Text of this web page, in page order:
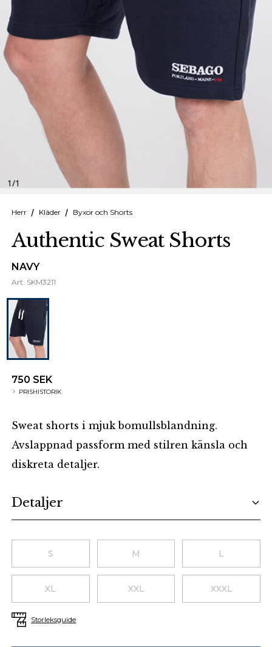
Danska
1/1
Herr Kläder Byxor och Shorts
Authentic Sweat Shorts
NAVY
Art. SKM3211
750 SEK
PRISHISTORIK
Sweat shorts i mjuk bomullsblandning.
Avslappnad passform med stilren känsla och
diskreta detaljer.
Detaljer
S M L
XL XXL XXXL
Storleksguide